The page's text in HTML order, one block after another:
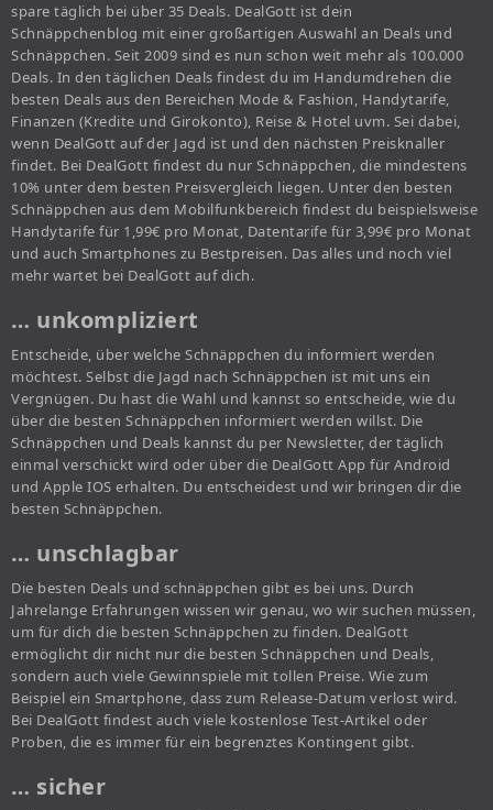
spare täglich bei über 35 Deals. DealGott ist dein
Schnäppchenblog mit einer großartigen Auswahl an Deals und
Schnäppchen. Seit 2009 sind es nun schon weit mehr als 100.000
Deals. In den täglichen Deals findest du im Handumdrehen die
besten Deals aus den Bereichen Mode & Fashion, Handytarife,
Finanzen (Kredite und Girokonto), Reise & Hotel uvm. Sei dabei,
wenn DealGott auf der Jagd ist und den nächsten Preisknaller
findet. Bei DealGott findest du nur Schnäppchen, die mindestens
10% unter dem besten Preisvergleich liegen. Unter den besten
Schnäppchen aus dem Mobilfunkbereich findest du beispielsweise
Handytarife für 1,99€ pro Monat, Datentarife für 3,99€ pro Monat
und auch Smartphones zu Bestpreisen. Das alles und noch viel
mehr wartet bei DealGott auf dich.
… unkompliziert
Entscheide, über welche Schnäppchen du informiert werden
möchtest. Selbst die Jagd nach Schnäppchen ist mit uns ein
Vergnügen. Du hast die Wahl und kannst so entscheide, wie du
über die besten Schnäppchen informiert werden willst. Die
Schnäppchen und Deals kannst du per Newsletter, der täglich
einmal verschickt wird oder über die DealGott App für Android
und Apple IOS erhalten. Du entscheidest und wir bringen dir die
besten Schnäppchen.
… unschlagbar
Die besten Deals und schnäppchen gibt es bei uns. Durch
Jahrelange Erfahrungen wissen wir genau, wo wir suchen müssen,
um für dich die besten Schnäppchen zu finden. DealGott
ermöglicht dir nicht nur die besten Schnäppchen und Deals,
sondern auch viele Gewinnspiele mit tollen Preise. Wie zum
Beispiel ein Smartphone, dass zum Release-Datum verlost wird.
Bei DealGott findest auch viele kostenlose Test-Artikel oder
Proben, die es immer für ein begrenztes Kontingent gibt.
… sicher